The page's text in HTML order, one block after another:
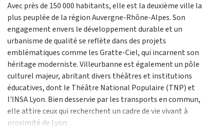
Avec près de 150 000 habitants, elle est la deuxième ville la
plus peuplée de la région Auvergne-Rhône-Alpes. Son
engagement envers le développement durable et un
urbanisme de qualité se reflète dans des projets
emblématiques comme les Gratte-Ciel, qui incarnent son
héritage moderniste. Villeurbanne est également un pôle
culturel majeur, abritant divers théâtres et institutions
éducatives, dont le Théâtre National Populaire (TNP) et
l'INSA Lyon. Bien desservie par les transports en commun,
elle attire ceux qui recherchent un cadre de vie vivant à
proximité de Lyon.